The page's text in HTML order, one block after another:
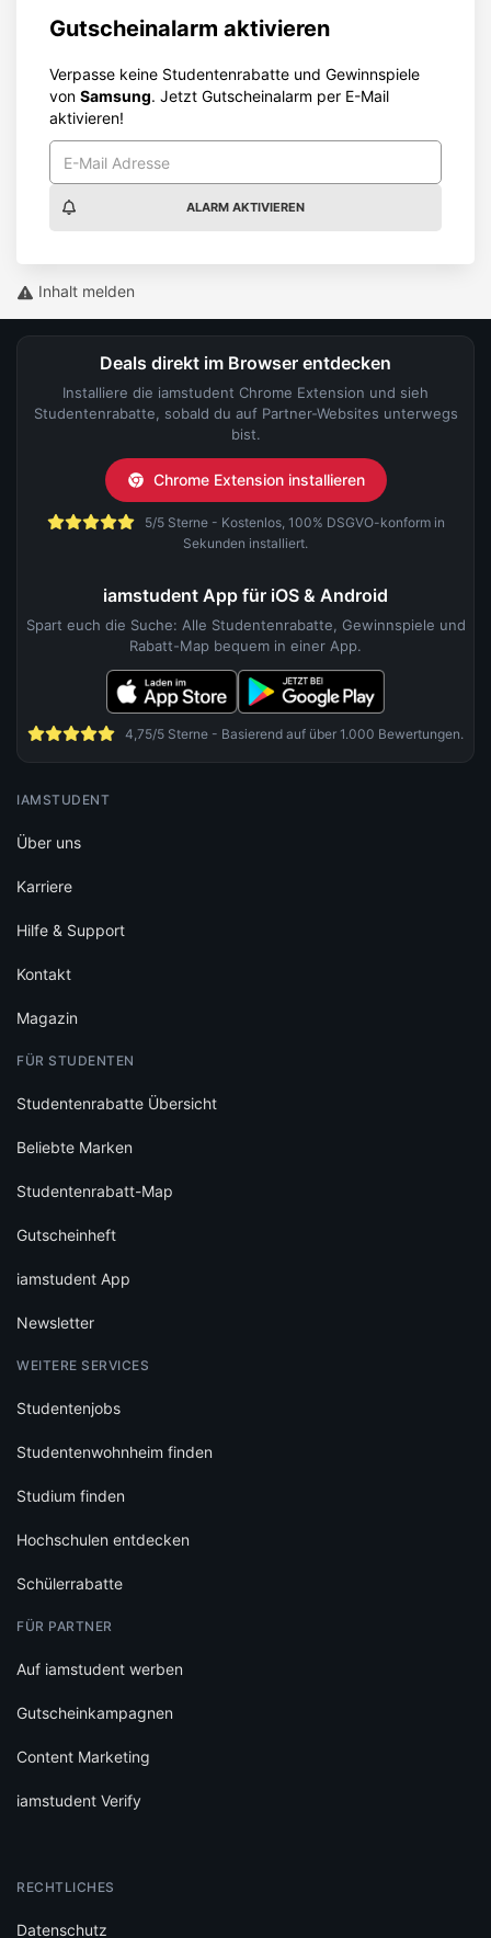
Gutscheinalarm aktivieren
Verpasse keine Studentenrabatte und Gewinnspiele
von Samsung. Jetzt Gutscheinalarm per E-Mail
aktivieren!
ALARM AKTIVIEREN
Inhalt melden
Deals direkt im Browser entdecken
Installiere die iamstudent Chrome Extension und sieh
Studentenrabatte, sobald du auf Partner-Websites unterwegs
bist.
Chrome Extension installieren
5/5 Sterne - Kostenlos, 100% DSGVO-konform in
Sekunden installiert.
iamstudent App für iOS & Android
Spart euch die Suche: Alle Studentenrabatte, Gewinnspiele und
Rabatt-Map bequem in einer App.
4,75/5 Sterne - Basierend auf über 1.000 Bewertungen.
IAMSTUDENT
Über uns
Karriere
Hilfe & Support
Kontakt
Magazin
FÜR STUDENTEN
Studentenrabatte Übersicht
Beliebte Marken
Studentenrabatt-Map
Gutscheinheft
iamstudent App
Newsletter
WEITERE SERVICES
Studentenjobs
Studentenwohnheim finden
Studium finden
Hochschulen entdecken
Schülerrabatte
FÜR PARTNER
Auf iamstudent werben
Gutscheinkampagnen
Content Marketing
iamstudent Verify
RECHTLICHES
Datenschutz